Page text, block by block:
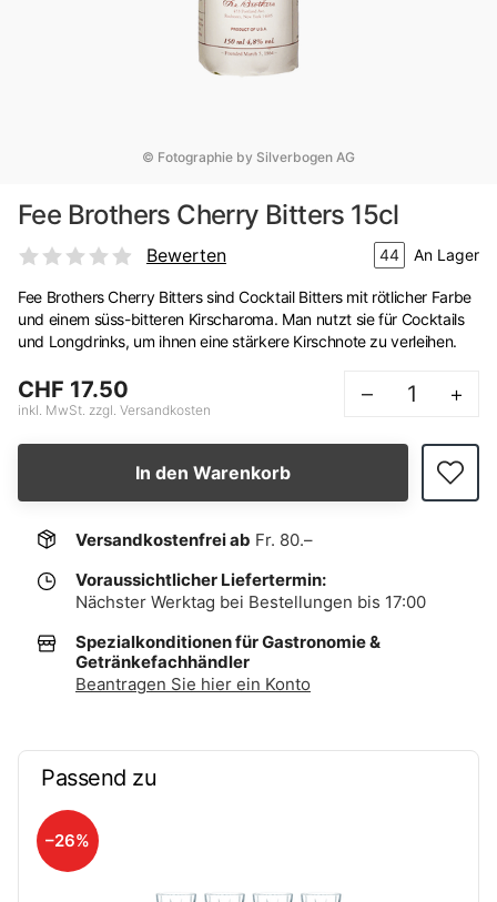
© Fotographie by Silverbogen AG
Fee Brothers Cherry Bitters 15cl
Bewerten 44 An Lager
Fee Brothers Cherry Bitters sind Cocktail Bitters mit rötlicher Farbe
und einem süss-bitteren Kirscharoma. Man nutzt sie für Cocktails
und Longdrinks, um ihnen eine stärkere Kirschnote zu verleihen.
CHF 17.50
inkl. MwSt. zzgl. Versandkosten
– +
In den Warenkorb
Versandkostenfrei ab Fr. 80.–
Voraussichtlicher Liefertermin:
Nächster Werktag bei Bestellungen bis 17:00
Spezialkonditionen für Gastronomie &
Getränkefachhändler
Beantragen Sie hier ein Konto
Passend zu
–26%